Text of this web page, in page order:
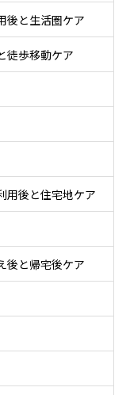
後と生活圏ケア
徒歩移動ケア
用後と住宅地ケア
後と帰宅後ケア